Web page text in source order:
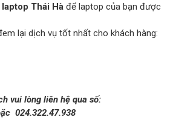
Thái Hà để laptop của bạn được
lại dịch vụ tốt nhất cho khách hàng:
vui lòng liên hệ qua số:
024.322.47.938